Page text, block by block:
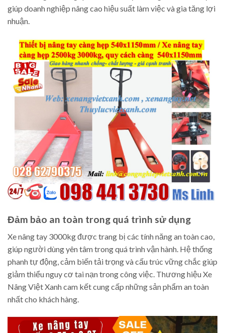
giúp doanh nghiệp nâng cao hiệu suất làm việc và gia tăng lợi
nhuận.
Đảm bảo an toàn trong quá trình sử dụng
Xe nâng tay 3000kg được trang bị các tính năng an toàn cao,
giúp người dùng yên tâm trong quá trình vận hành. Hệ thống
phanh tự động, cảm biến tải trọng và cấu trúc vững chắc giúp
giảm thiểu nguy cơ tai nạn trong công việc. Thương hiệu Xe
Nâng Việt Xanh cam kết cung cấp những sản phẩm an toàn
nhất cho khách hàng.